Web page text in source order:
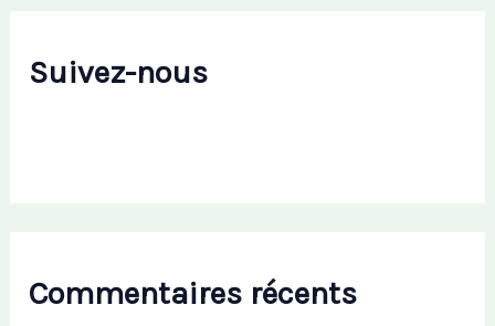
Suivez-nous
Commentaires récents